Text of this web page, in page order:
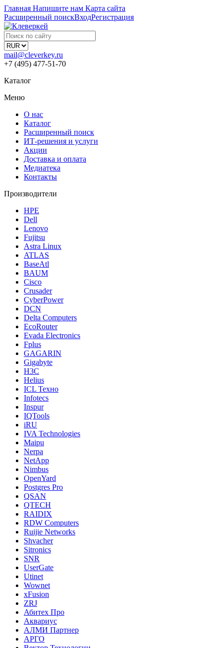
Главная Напишите нам Карта сайта
Расширенный поискВходРегистрация
mail@cleverkey.ru
+7 (495) 477-51-70
Каталог
Меню
О нас
Каталог
Расширенный поиск
ИТ-решения и услуги
Акции
Доставка и оплата
Медиатека
Контакты
Производители
HPE
Dell
Lenovo
Fujitsu
Astra Linux
ATLAS
BaseAtl
BAUM
Cisco
Crusader
CyberPower
DCN
Delta Computers
EcoRouter
Evada Electronics
Fplus
GAGARIN
Gigabyte
H3C
Helius
ICL Техно
Infotecs
Inspur
IQTools
iRU
IVA Technologies
Maipu
Nerpa
NetApp
Nimbus
OpenYard
Postgres Pro
QSAN
QTECH
RAIDIX
RDW Computers
Ruijie Networks
Shvacher
Sitronics
SNR
UserGate
Utinet
Wownet
xFusion
ZRJ
Абитех Про
Аквариус
АЛМИ Партнер
АРГО